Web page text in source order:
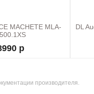
MACHETE MLA-
500.1XS
р
DL
производителя.